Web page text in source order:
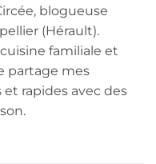
blogueuse
(Hérault).
familiale et
partage mes
rapides avec des